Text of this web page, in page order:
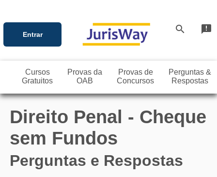
Entrar search announcement
Cursos
Gratuitos
Provas da
OAB
Provas de
Concursos
Perguntas &
Respostas
Direito Penal - Cheque
sem Fundos
Perguntas e Respostas